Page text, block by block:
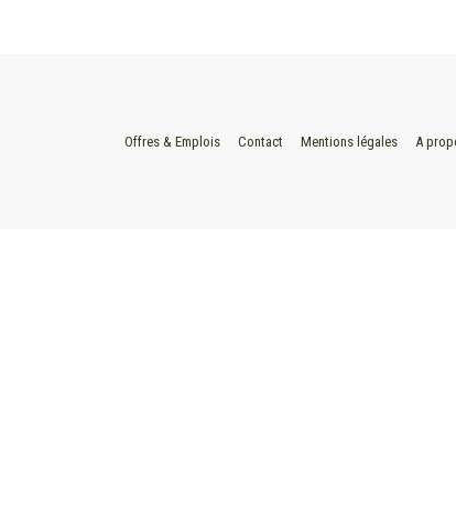
Offres & Emplois Contact Mentions légales A